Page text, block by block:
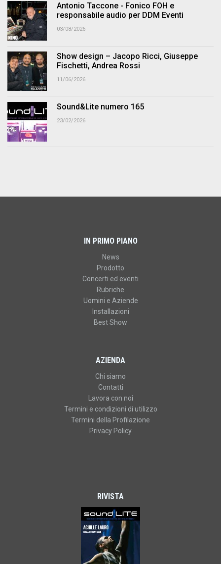
Antonio Taccone - Fonico FOH e
responsabile audio per DDM Eventi
03/08/2026
Show design – Jacopo Ricci, Giuseppe
Fischetti, Andrea Rossi
11/06/2026
Sound&Lite numero 165
23/02/2026
IN PRIMO PIANO
News
Prodotto
Concerti ed eventi
Rubriche
Uomini e Aziende
Installazioni
Best Show
AZIENDA
Chi siamo
Contatti
Lavora con noi
Termini e condizioni di utilizzo
Termini della Profilazione
Privacy Policy
RIVISTA